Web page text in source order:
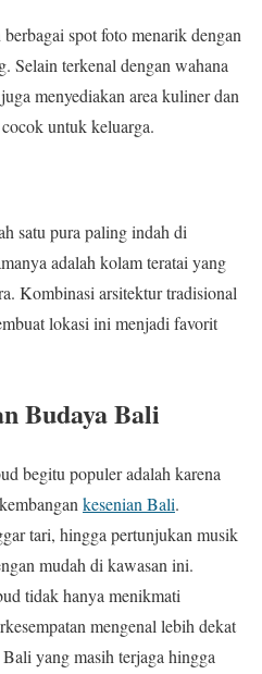
spot foto menarik dengan
Selain terkenal dengan wahana
menyediakan area kuliner dan
untuk keluarga.
satu pura paling indah di
adalah kolam teratai yang
Kombinasi arsitektur tradisional
lokasi ini menjadi favorit
Budaya Bali
begitu populer adalah karena
kesenian Bali.
tari, hingga pertunjukan musik
mudah di kawasan ini.
tidak hanya menikmati
mengenal lebih dekat
yang masih terjaga hingga